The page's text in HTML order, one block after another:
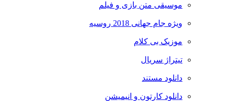
موسیقی متن بازی و فیلم
ویژه جام جهانی 2018 روسیه
موزیک بی کلام
تیتراژ سریال
دانلود مستند
دانلود کارتون و انیمیشن